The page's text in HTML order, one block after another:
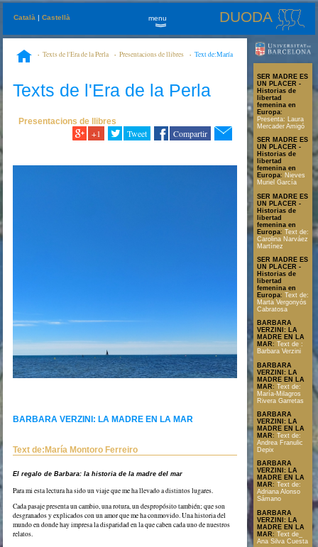
Català |Castellà DUODA
menu
»
Texts de l'Era de la Perla Presentacions de llibres
Text de:María
Texts de l'Era de la Perla
Presentacions de llibres
+1 Tweet Compartir
BARBARA VERZINI: LA MADRE EN LA MAR
Text de:María Montoro Ferreiro
El regalo de Barbara: la historia de la madre del mar
Para mi esta lectura ha sido un viaje que me ha llevado a distintos lugares.
Cada pasaje presenta un cambio, una rotura, un despropósito también; que son
desgranados y explicados con un amor que me ha conmovido. Una historia del
mundo en donde hay impresa la disparidad en la que caben cada uno de nuestros
relatos.
SER MADRE ES
UN PLACER -
Historias de
libertad
femenina en
Europa:
Presenta: Laura
Mercader Amigó
SER MADRE ES
UN PLACER -
Historias de
libertad
femenina en
Europa: Nieves
Muriel García
SER MADRE ES
UN PLACER -
Historias de
libertad
femenina en
Europa: Text de:
Carolina Narváez
Martínez
SER MADRE ES
UN PLACER -
Historias de
libertad
femenina en
Europa: Text de:
Marta Vergonyós
Cabratosa
BARBARA
VERZINI: LA
MADRE EN LA
MAR: Text de :
Barbara Verzini
BARBARA
VERZINI: LA
MADRE EN LA
MAR: Text de:
María-Milagros
Rivera Garretas
BARBARA
VERZINI: LA
MADRE EN LA
MAR: Text de:
Andrea Franulic
Depix
BARBARA
VERZINI: LA
MADRE EN LA
MAR: Text de:
Adriana Alonso
Sámano
BARBARA
VERZINI: LA
MADRE EN LA
MAR: Text de_
Ana Silva Cuesta